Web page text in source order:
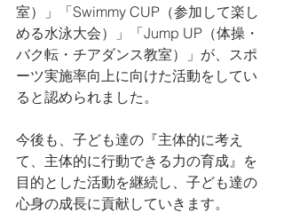
室）」「Swimmy CUP（参加して楽し
める水泳大会）」「Jump UP（体操・
バク転・チアダンス教室）」が、スポ
ーツ実施率向上に向けた活動をしてい
ると認められました。
今後も、子ども達の『主体的に考え
て、主体的に行動できる力の育成』を
目的とした活動を継続し、 子ども達の
心身の成長に貢献していきます。